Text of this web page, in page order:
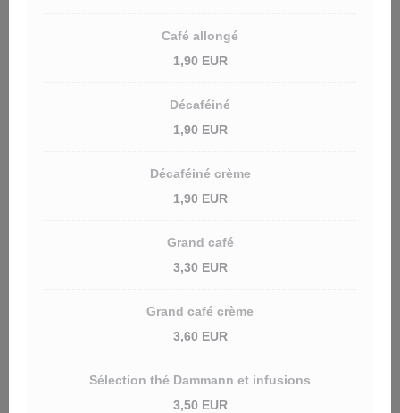
Café allongé
1,90 EUR
Décaféiné
1,90 EUR
Décaféiné crème
1,90 EUR
Grand café
3,30 EUR
Grand café crème
3,60 EUR
Sélection thé Dammann et infusions
3,50 EUR